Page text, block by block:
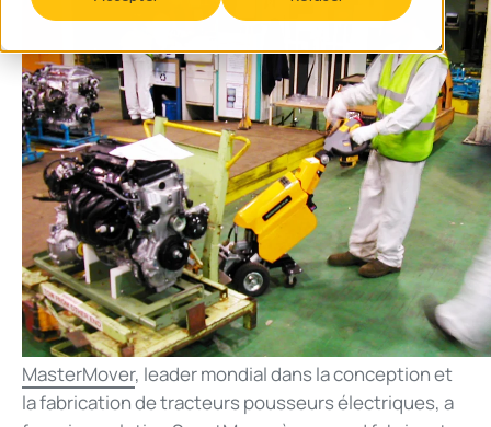
MasterMover, leader mondial dans la conception et
la fabrication de tracteurs pousseurs électriques, a